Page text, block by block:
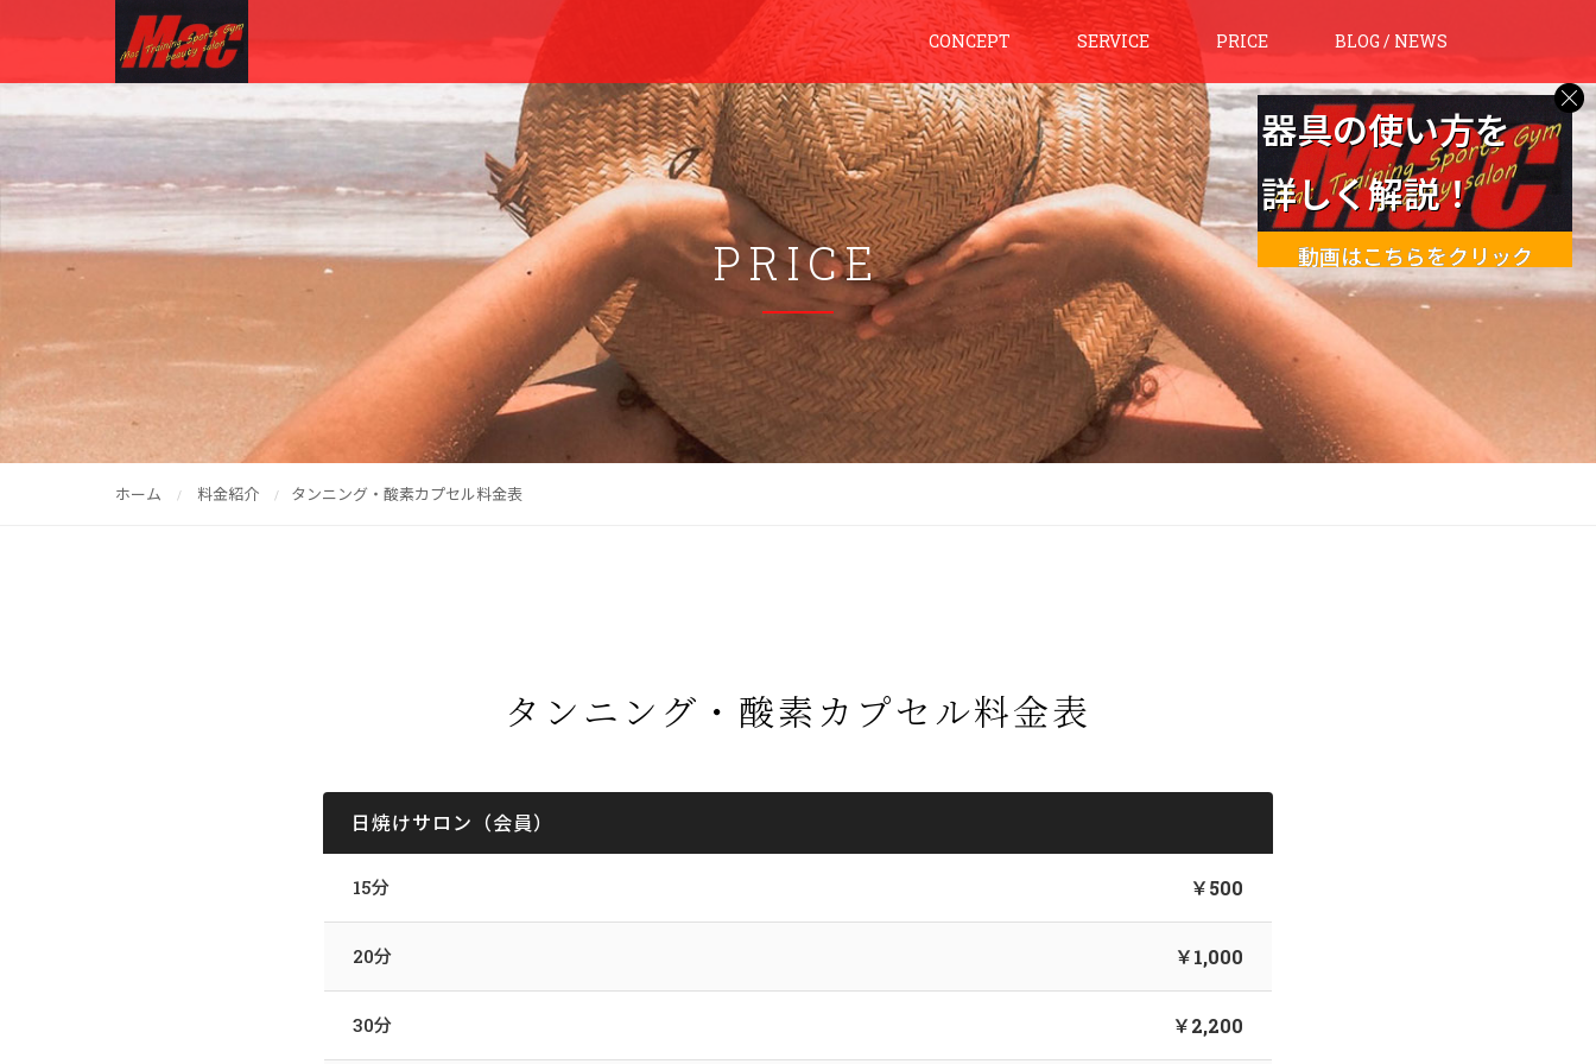
CONCEPT SERVICE PRICE BLOG / NEWS
器具の使い方を
詳しく解説！
動画はこちらをクリック
PRICE
ホーム 料金紹介 タンニング・酸素カプセル料金表
タンニング・酸素カプセル料金表
日焼けサロン（会員）
15分 ￥500
20分 ￥1,000
30分 ￥2,200